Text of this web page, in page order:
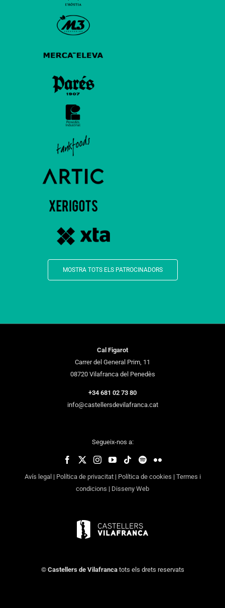
MOSTRA TOTS ELS PATROCINADORS
Cal Figarot
Carrer del General Prim, 11
08720 Vilafranca del Penedès
+34 681 02 73 80
info@castellersdevilafranca.cat
Segueix-nos a:
Avís legal | Política de privacitat| Política de cookies | Termes i
condicions | Disseny Web
© Castellers de Vilafrancatots els drets reservats